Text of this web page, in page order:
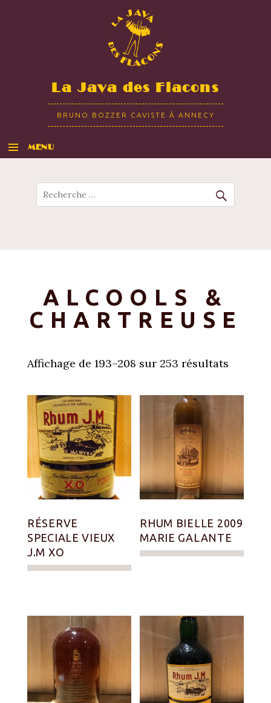
La Java des Flacons
BRUNO BOZZER CAVISTE À ANNECY
MENU
Recherche
ALCOOLS &
CHARTREUSE
Affichage de 193–208 sur 253 résultats
RÉSERVE
SPECIALE VIEUX
J.M XO
RHUM BIELLE 2009
MARIE GALANTE